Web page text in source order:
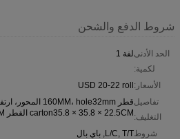
شروط الدفع والشحن
الحد الأدنى
لكمية:
لفة 1
الأسعار:USD 20-22 roll
تفاصيل
التغليف:carton35.8 × 35.8 × 22.5CM القطر 200MM، ا
شروطL/C, T/T, باي بال